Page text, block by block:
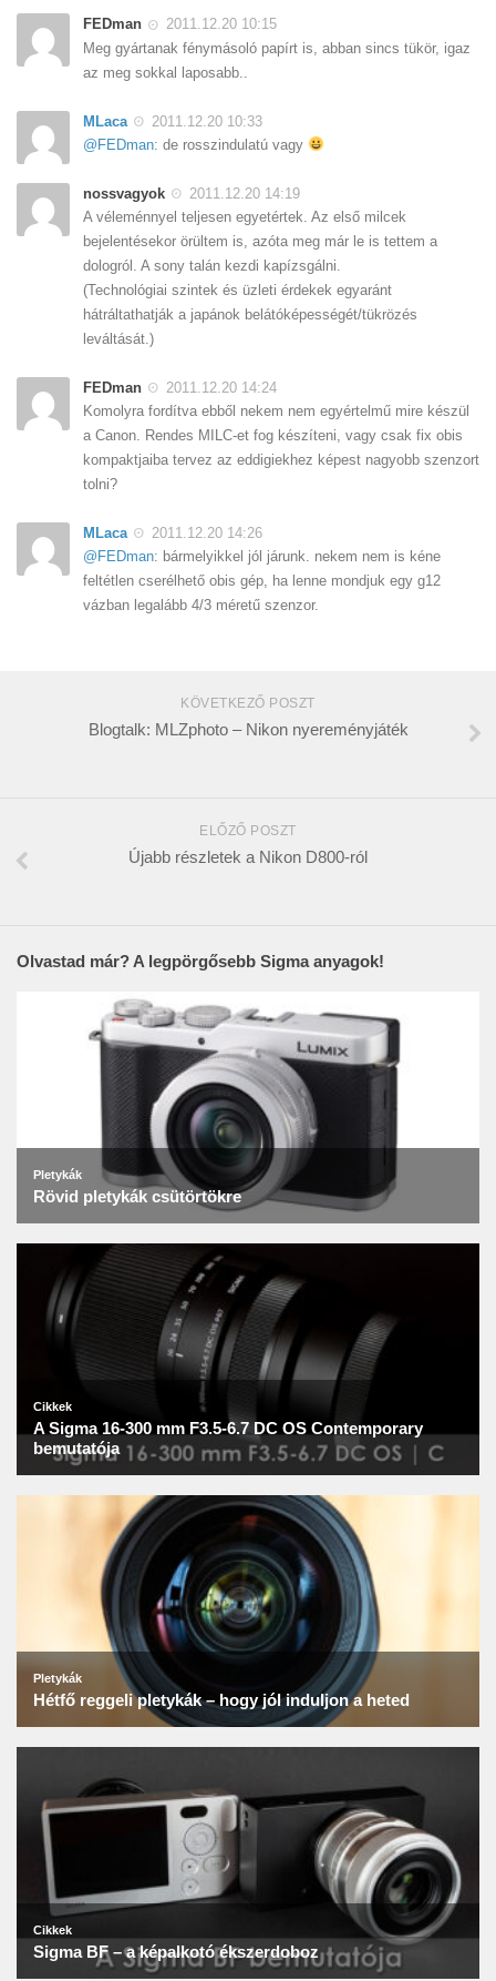
FEDman
2011.12.20 10:15
Meg gyártanak fénymásoló papírt is, abban sincs tükör, igaz
az meg sokkal laposabb..
MLaca
2011.12.20 10:33
@FEDman: de rosszindulatú vagy
nossvagyok
2011.12.20 14:19
A véleménnyel teljesen egyetértek. Az első milcek
bejelentésekor örültem is, azóta meg már le is tettem a
dologról. A sony talán kezdi kapízsgálni.
(Technológiai szintek és üzleti érdekek egyaránt
hátráltathatják a japánok belátóképességét/tükrözés
leváltását.)
FEDman
2011.12.20 14:24
Komolyra fordítva ebből nekem nem egyértelmű mire készül
a Canon. Rendes MILC-et fog készíteni, vagy csak fix obis
kompaktjaiba tervez az eddigiekhez képest nagyobb szenzort
tolni?
MLaca
2011.12.20 14:26
@FEDman: bármelyikkel jól járunk. nekem nem is kéne
feltétlen cserélhető obis gép, ha lenne mondjuk egy g12
vázban legalább 4/3 méretű szenzor.
KÖVETKEZŐ POSZT
Blogtalk: MLZphoto – Nikon nyereményjáték
ELŐZŐ POSZT
Újabb részletek a Nikon D800-ról
Olvastad már? A legpörgősebb Sigma anyagok!